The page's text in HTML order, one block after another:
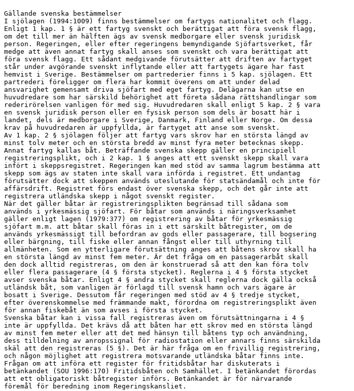
Gällande svenska bestämmelser
I sjölagen (1994:1009) finns bestämmelser om fartygs nationalitet och flagg.
Enligt 1 kap. 1 § är ett fartyg svenskt och berättigat att föra svensk flagg,
om det till mer än hälften ägs av svensk medborgare eller svensk juridisk
person. Regeringen, eller efter regeringens bemyndigande Sjöfartsverket, får
medge att även annat fartyg skall anses som svenskt och vara berättigat att
föra svensk flagg. Ett sådant medgivande förutsätter att driften av fartyget
står under avgörande svenskt inflytande eller att fartygets ägare har fast
hemvist i Sverige. Bestämmelser om partrederier finns i 5 kap. sjölagen. Ett
partrederi föreligger om flera har kommit överens om att under delad
ansvarighet gemensamt driva sjöfart med eget fartyg. Delägarna kan utse en
huvudredare som har särskild behörighet att företa sådana rättshandlingar som
rederirörelsen vanligen för med sig. Huvudredaren skall enligt 5 kap. 2 § vara
en svensk juridisk person eller en fysisk person som dels är bosatt här i
landet, dels är medborgare i Sverige, Danmark, Finland eller Norge. Om dessa
krav på huvudredaren är uppfyllda, är fartyget att anse som svenskt.
Av 1 kap. 2 § sjölagen följer att fartyg vars skrov har en största längd av
minst tolv meter och en största bredd av minst fyra meter betecknas skepp.
Annat fartyg kallas båt. Beträffande svenska skepp gäller en principiell
registreringsplikt, och i 2 kap. 1 § anges att ett svenskt skepp skall vara
infört i skeppsregistret. Regeringen kan med stöd av samma lagrum bestämma att
skepp som ägs av staten inte skall vara införda i registret. Ett undantag
förutsätter dock att skeppen används uteslutande för statsändamål och inte för
affärsdrift. Registret förs endast över svenska skepp, och det går inte att
registrera utländska skepp i något svenskt register.
När det gäller båtar är registreringsplikten begränsad till sådana som
används i yrkesmässig sjöfart. För båtar som används i näringsverksamhet
gäller enligt lagen (1979:377) om registrering av båtar för yrkesmässig
sjöfart m.m. att båtar skall föras in i ett särskilt båtregister, om de
används yrkesmässigt till befordran av gods eller passagerare, till bogsering
eller bärgning, till fiske eller annan fångst eller till uthyrning till
allmänheten. Som en ytterligare förutsättning anges att båtens skrov skall ha
en största längd av minst fem meter. Är det fråga om en passagerarbåt skall
den dock alltid registreras, om den är konstruerad så att den kan föra tolv
eller flera passagerare (4 § första stycket). Reglerna i 4 § första stycket
avser svenska båtar. Enligt 4 § andra stycket skall reglerna dock gälla också
utländsk båt, som vanligen är förlagd till svensk hamn och vars ägare är
bosatt i Sverige. Dessutom får regeringen med stöd av 4 § tredje stycket,
efter överenskommelse med främmande makt, förordna om registreringsplikt även
för annan fiskebåt än som avses i första stycket.
Svenska båtar kan i vissa fall registreras även om förutsättningarna i 4 §
inte är uppfyllda. Det krävs då att båten har ett skrov med en största längd
av minst fem meter eller att det med hänsyn till båtens typ och användning,
dess tilldelning av anropssignal för radiostation eller annars finns särskilda
skäl att den registreras (5 §). Det är här fråga om en frivillig registrering,
och någon möjlighet att registrera motsvarande utländska båtar finns inte.
Frågan om att införa ett register för fritidsbåtar har diskuterats i
betänkandet (SOU 1996:170) Fritidsbåten och Samhället. I betänkandet förordas
att ett obligatoriskt båtregister införs. Betänkandet är för närvarande
föremål för beredning inom Regeringskansliet.